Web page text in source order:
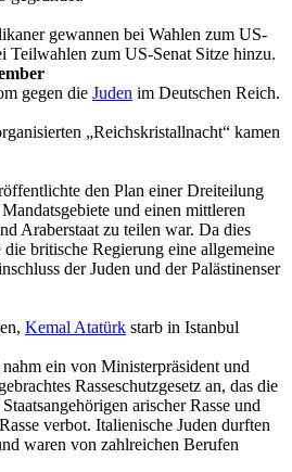
gewannen bei Wahlen zum US-
Teilwahlen zum US-Senat Sitze hinzu.
gegen die Juden im Deutschen Reich.
„Reichskristallnacht“ kamen
den Plan einer Dreiteilung
und einen mittleren
Araberstaat zu teilen war. Da dies
britische Regierung eine allgemeine
der Juden und der Palästinenser
Kemal Atatürk starb in Istanbul
ein von Ministerpräsident und
Rasseschutzgesetz an, das die
arischer Rasse und
verbot. Italienische Juden durften
waren von zahlreichen Berufen